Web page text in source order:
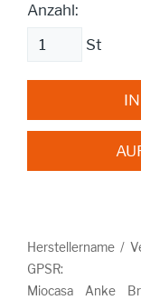
Anzahl:
St
Herstellername /
GPSR:
Miocasa Anke